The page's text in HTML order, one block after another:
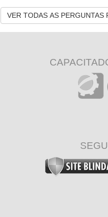
VER TODAS AS PERGUNTAS